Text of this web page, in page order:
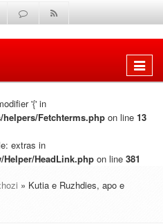
Shfaq
'{' in
Fetchterms.php on line 13
extras in
HeadLink.php on line 381
» Kutia e Ruzhdies, apo e